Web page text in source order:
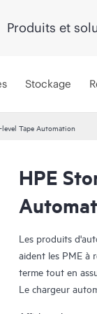
Produits et
Stockage
Tape Automation
HPE
Les produits
aident les PME à
terme tout en
Le chargeur